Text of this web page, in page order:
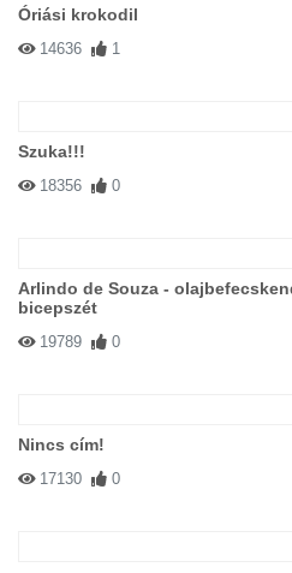
Óriási krokodil
14636 1
Szuka!!!
18356 0
Arlindo de Souza -
bicepszét
19789 0
Nincs cím!
17130 0